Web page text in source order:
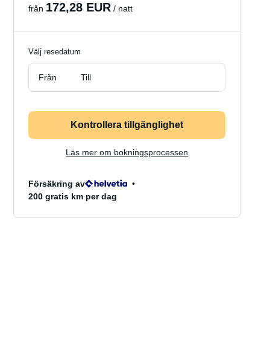
från 172,28 EUR / natt
Välj resedatum
Från Till
Kontrollera tillgänglighet
Läs mer om bokningsprocessen
Försäkring av
200 gratis km per dag